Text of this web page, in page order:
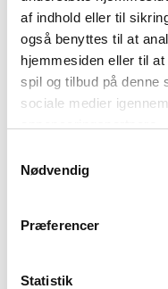
af indhold eller til
også benyttes til at
hjemmesiden eller til
spil og tilbud på denne
sociale medier
Du kan læse mere om
"Detaljer" eller ved at
Nødvendig
Præferencer
Statistik